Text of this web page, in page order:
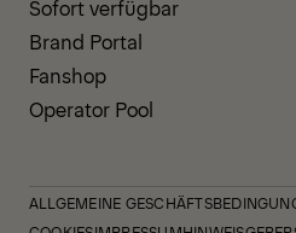
Sofort verfügbar
Brand Portal
Fanshop
Operator Pool
ALLGEMEINE